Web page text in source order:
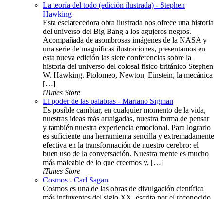
La teoría del todo (edición ilustrada) - Stephen
Hawking
Esta esclarecedora obra ilustrada nos ofrece una historia
del universo del Big Bang a los agujeros negros.
Acompañada de asombrosas imágenes de la NASA y
una serie de magníficas ilustraciones, presentamos en
esta nueva edición las siete conferencias sobre la
historia del universo del colosal físico británico Stephen
W. Hawking. Ptolomeo, Newton, Einstein, la mecánica
[…]
iTunes Store
El poder de las palabras - Mariano Sigman
Es posible cambiar, en cualquier momento de la vida,
nuestras ideas más arraigadas, nuestra forma de pensar
y también nuestra experiencia emocional. Para lograrlo
es suficiente una herramienta sencilla y extremadamente
efectiva en la transformación de nuestro cerebro: el
buen uso de la conversación. Nuestra mente es mucho
más maleable de lo que creemos y, […]
iTunes Store
Cosmos - Carl Sagan
Cosmos es una de las obras de divulgación científica
más influyentes del siglo XX, escrita por el reconocido